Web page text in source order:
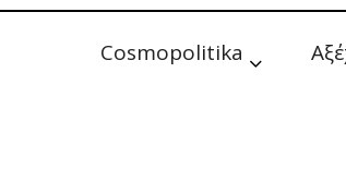
Cosmopolitika